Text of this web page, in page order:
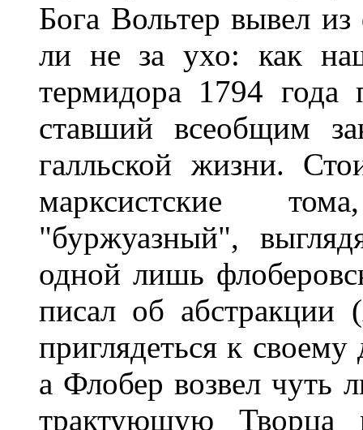
Бога Вольтер вывел
ли не за ухо: как
термидора 1794 года
ставший всеобщим
галльской жизни.
марксистские
"буржуазный",
одной лишь
писал об абстракции
приглядеться к
а Флобер возвел чуть
трактующую